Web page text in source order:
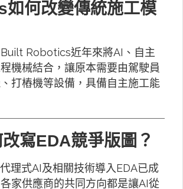
何改變傳統施工模
Robotics近年來將AI、自主
機械結合，讓原本需要由駕駛員
打樁機等設備，具備自主施工能
寫EDA競爭版圖？
理式AI及相關技術導入EDA已成
家供應商的共同方向都是讓AI從